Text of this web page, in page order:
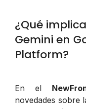
¿Qué
Gemini en
Platform?
En el
novedades sobre